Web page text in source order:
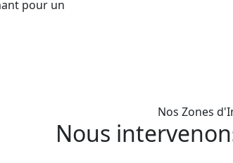
pour un
Nos Zones
Nous